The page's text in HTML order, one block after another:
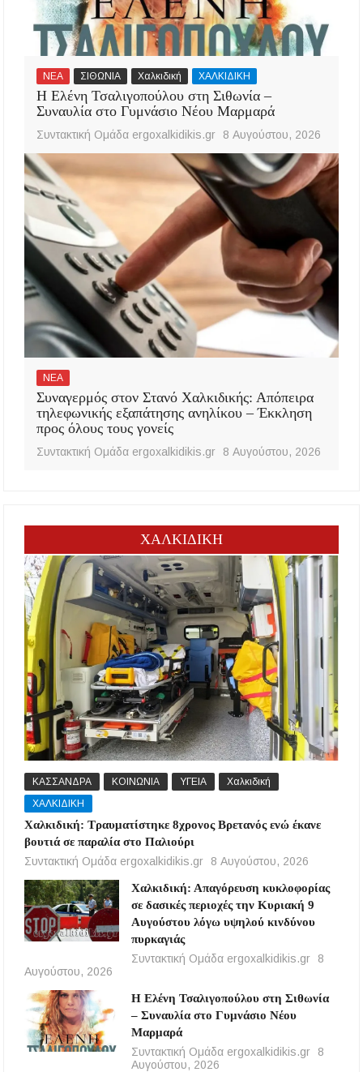
ΝΕΑ ΣΙΘΩΝΙΑ Χαλκιδική ΧΑΛΚΙΔΙΚΗ
Η Ελένη Τσαλιγοπούλου στη Σιθωνία –
Συναυλία στο Γυμνάσιο Νέου Μαρμαρά
Συντακτική Ομάδα ergoxalkidikis.gr 8 Αυγούστου, 2026
ΝΕΑ
Συναγερμός στον Στανό Χαλκιδικής: Απόπειρα
τηλεφωνικής εξαπάτησης ανηλίκου – Έκκληση
προς όλους τους γονείς
Συντακτική Ομάδα ergoxalkidikis.gr 8 Αυγούστου, 2026
ΧΑΛΚΙΔΙΚΗ
ΚΑΣΣΑΝΔΡΑ ΚΟΙΝΩΝΙΑ ΥΓΕΙΑ
Χαλκιδική
ΧΑΛΚΙΔΙΚΗ
Χαλκιδική: Τραυματίστηκε 8χρονος Βρετανός ενώ έκανε
βουτιά σε παραλία στο Παλιούρι
Συντακτική Ομάδα ergoxalkidikis.gr
8 Αυγούστου, 2026
Χαλκιδική: Απαγόρευση κυκλοφορίας
σε δασικές περιοχές την Κυριακή 9
Αυγούστου λόγω υψηλού κινδύνου
πυρκαγιάς
Συντακτική Ομάδα ergoxalkidikis.gr
8
Αυγούστου, 2026
Η Ελένη Τσαλιγοπούλου στη Σιθωνία
– Συναυλία στο Γυμνάσιο Νέου
Μαρμαρά
Συντακτική Ομάδα ergoxalkidikis.gr
8
Αυγούστου, 2026